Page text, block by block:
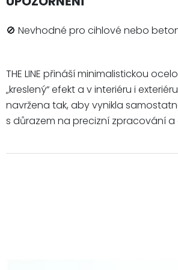
🚫 Nevhodné pro cihlové nebo
THE LINE přináší minimalistickou
„kreslený“ efekt a v interiéru i
navržena tak, aby vynikla
s důrazem na precizní zpracování